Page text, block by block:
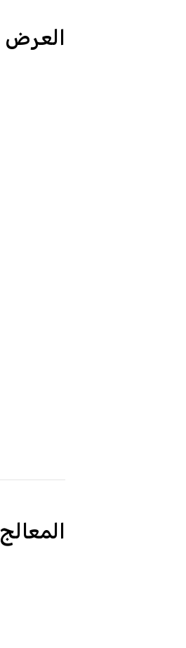
العرض
المعالج